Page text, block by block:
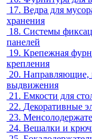
17. Ведра для
хранения
18. Системы
панелей
19. Крепежная
крепления
20. Направляющие,
выдвижения
21. Емкости для
22. Декоративные
23.
24. Вешалки и